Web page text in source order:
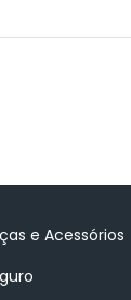
e Acessórios